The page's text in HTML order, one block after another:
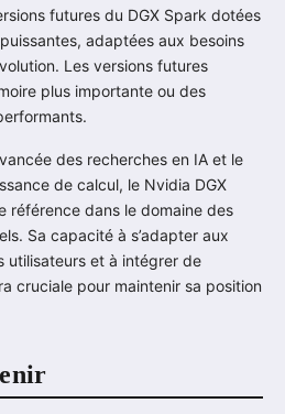
futures du DGX Spark dotées
adaptées aux besoins
Les versions futures
plus importante ou des
des recherches en IA et le
de calcul, le Nvidia DGX
référence dans le domaine des
Sa capacité à s’adapter aux
utilisateurs et à intégrer de
cruciale pour maintenir sa position